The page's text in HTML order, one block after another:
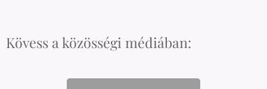
Kövess a közösségi médiában: